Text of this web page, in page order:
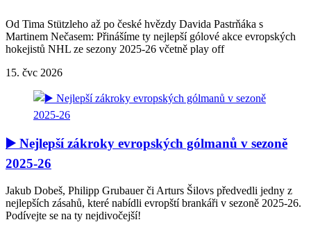
Od Tima Stützleho až po české hvězdy Davida Pastrňáka s
Martinem Nečasem: Přinášíme ty nejlepší gólové akce evropských
hokejistů NHL ze sezony 2025-26 včetně play off
15. čvc 2026
▶️ Nejlepší zákroky evropských gólmanů v sezoně
2025-26
Jakub Dobeš, Philipp Grubauer či Arturs Šilovs předvedli jedny z
nejlepších zásahů, které nabídli evropští brankáři v sezoně 2025-26.
Podívejte se na ty nejdivočejší!